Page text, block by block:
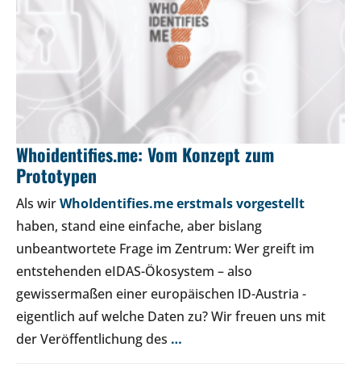
Whoidentifies.me: Vom Konzept zum
Prototypen
Als wirWhoIdentifies.me erstmals vorgestellt
haben, stand eine einfache, aber bislang
unbeantwortete Frage im Zentrum: Wer greift im
entstehenden eIDAS-Ökosystem – also
gewissermaßen einer europäischen ID-Austria -
eigentlich auf welche Daten zu? Wir freuen uns mit
der Veröffentlichung des …